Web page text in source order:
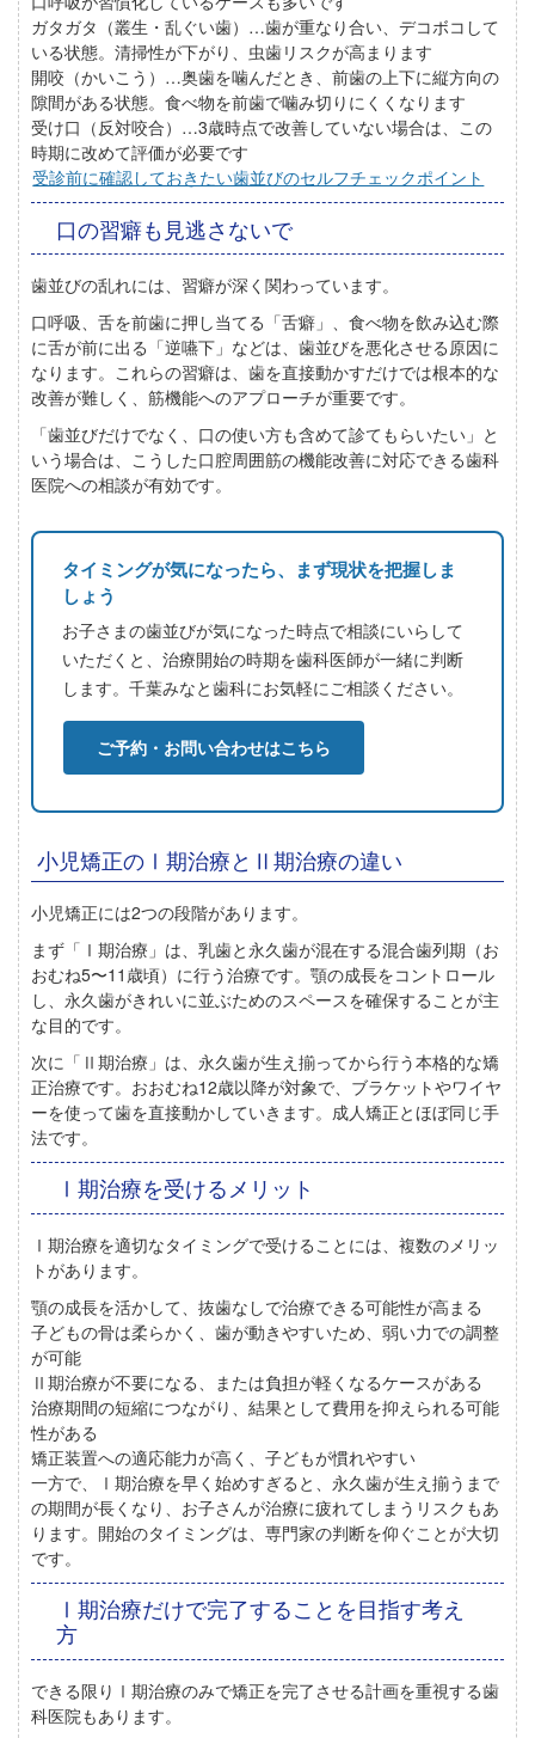
ガタガタ（叢生・乱ぐい歯） …歯が重なり合い、デコボコして
いる状態。清掃性が下がり、虫歯リスクが高まります
開咬（かいこう） …奥歯を噛んだとき、前歯の上下に縦方向の
隙間がある状態。食べ物を前歯で噛み切りにくくなります
受け口（反対咬合） …3歳時点で改善していない場合は、この
時期に改めて評価が必要です
受診前に確認しておきたい歯並びのセルフチェックポイント
口の習癖も見逃さないで
歯並びの乱れには、習癖が深く関わっています。
口呼吸、舌を前歯に押し当てる「舌癖」、食べ物を飲み込む際
に舌が前に出る「逆嚥下」などは、歯並びを悪化させる原因に
なります。これらの習癖は、歯を直接動かすだけでは根本的な
改善が難しく、筋機能へのアプローチが重要です。
「歯並びだけでなく、口の使い方も含めて診てもらいたい」と
いう場合は、こうした口腔周囲筋の機能改善に対応できる歯科
医院への相談が有効です。
タイミングが気になったら、まず現状を把握しま
しょう
お子さまの歯並びが気になった時点で相談にいらして
いただくと、治療開始の時期を歯科医師が一緒に判断
します。千葉みなと歯科にお気軽にご相談ください。
ご予約・お問い合わせはこちら
小児矯正のⅠ期治療とⅡ期治療の違い
小児矯正には2つの段階があります。
まず「Ⅰ期治療」は、乳歯と永久歯が混在する混合歯列期（お
おむね5〜11歳頃）に行う治療です。顎の成長をコントロール
し、永久歯がきれいに並ぶためのスペースを確保することが主
な目的です。
次に「Ⅱ期治療」は、永久歯が生え揃ってから行う本格的な矯
正治療です。おおむね12歳以降が対象で、ブラケットやワイヤ
ーを使って歯を直接動かしていきます。成人矯正とほぼ同じ手
法です。
Ⅰ期治療を受けるメリット
Ⅰ期治療を適切なタイミングで受けることには、複数のメリッ
トがあります。
顎の成長を活かして、抜歯なしで治療できる可能性が高まる
子どもの骨は柔らかく、歯が動きやすいため、弱い力での調整
が可能
Ⅱ期治療が不要になる、または負担が軽くなるケースがある
治療期間の短縮につながり、結果として費用を抑えられる可能
性がある
矯正装置への適応能力が高く、子どもが慣れやすい
一方で、Ⅰ期治療を早く始めすぎると、永久歯が生え揃うまで
の期間が長くなり、お子さんが治療に疲れてしまうリスクもあ
ります。開始のタイミングは、専門家の判断を仰ぐことが大切
です。
Ⅰ期治療だけで完了することを目指す考え
方
できる限りⅠ期治療のみで矯正を完了させる計画を重視する歯
科医院もあります。